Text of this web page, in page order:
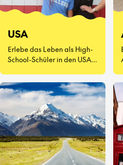
USA
Erlebe das Leben als High-
School-Schüler in den USA –